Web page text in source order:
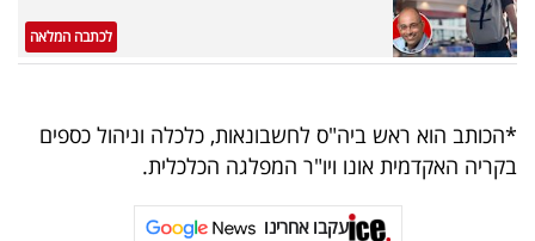
לכתבה המלאה
*הכותב הוא ראש ביה"ס לחשבונאות, כלכלה וניהול כספים
בקריה האקדמית אונו ויו"ר המפלגה הכלכלית.
עקבו אחרינו